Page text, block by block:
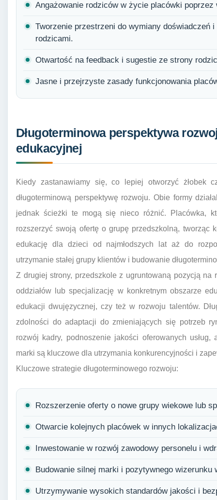
Angażowanie rodziców w życie placówki
Tworzenie przestrzeni do wymiany doświadczeń
rodzicami.
Otwartość na feedback i sugestie ze strony
Jasne i przejrzyste zasady funkcjonowania
Długoterminowa perspektywa
edukacyjnej
Kiedy zastanawiamy się, co lepiej otworzyć żłobek
długoterminową perspektywę rozwoju. Obie formy
jednak ścieżki te mogą się nieco różnić. Placówka,
rozszerzyć swoją ofertę o grupę przedszkolną, tworząc
edukację dla dzieci od najmłodszych lat aż do
utrzymanie stałej grupy klientów i budowanie
Z drugiej strony, przedszkole z ugruntowaną pozycją na
oddziałów lub specjalizację w konkretnym obszarze
edukacji dwujęzycznej, czy też w rozwoju talentów.
zdolności do adaptacji do zmieniających się potrzeb
rozwój kadry, podnoszenie jakości oferowanych
marki są kluczowe dla utrzymania konkurencyjności i
Kluczowe strategie długoterminowego rozwoju:
Rozszerzenie oferty o nowe grupy wiekowe lub
Otwarcie kolejnych placówek w innych
Inwestowanie w rozwój zawodowy personelu i
Budowanie silnej marki i pozytywnego wizerunku
Utrzymywanie wysokich standardów jakości i